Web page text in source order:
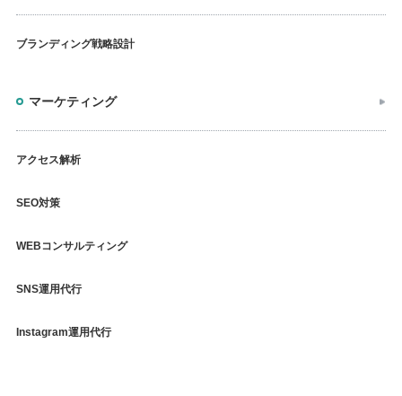
ブランディング戦略設計
マーケティング
アクセス解析
SEO対策
WEBコンサルティング
SNS運用代行
Instagram運用代行